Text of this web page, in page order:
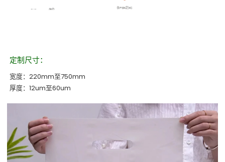
定制尺寸：
宽度：220mm至750mm
厚度：12um至60um